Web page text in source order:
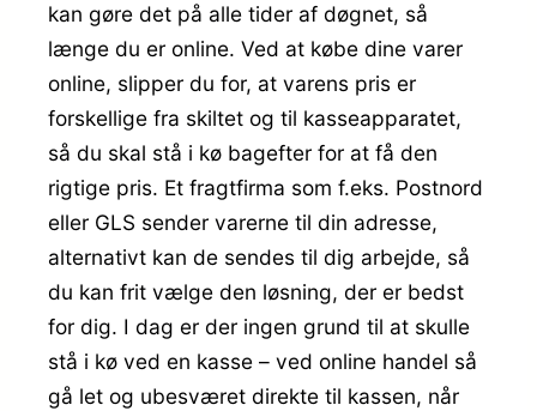
kan gøre det på alle tider af døgnet, så
længe du er online. Ved at købe dine varer
online, slipper du for, at varens pris er
forskellige fra skiltet og til kasseapparatet,
så du skal stå i kø bagefter for at få den
rigtige pris. Et fragtfirma som f.eks. Postnord
eller GLS sender varerne til din adresse,
alternativt kan de sendes til dig arbejde, så
du kan frit vælge den løsning, der er bedst
for dig. I dag er der ingen grund til at skulle
stå i kø ved en kasse – ved online handel så
gå let og ubesværet direkte til kassen, når